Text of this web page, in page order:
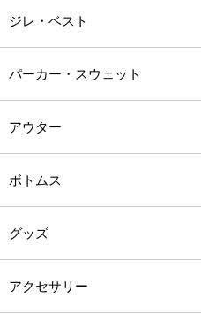
ジレ・ベスト
パーカー・スウェット
アウター
ボトムス
グッズ
アクセサリー